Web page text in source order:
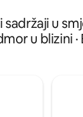
kristalno
Prostrana
bazenom
odmora na obali
sadržaji u
u blizini ·